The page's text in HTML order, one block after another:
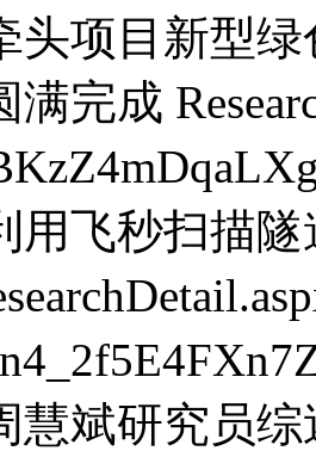
头项目新型
满完成
用飞秒扫描
慧斌研究员